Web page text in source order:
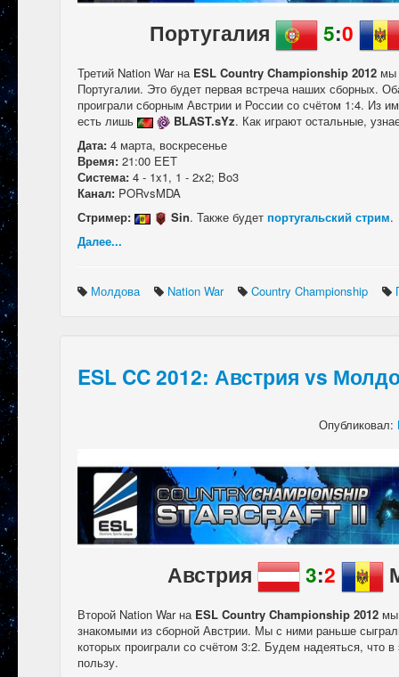
Португалия 5:0
Третий Nation War на ESL Country Championship 2012 мы
Португалии. Это будет первая встреча наших сборных.
проиграли сборным Австрии и России со счётом 1:4. Из
есть лишь
BLAST.sYz. Как играют остальные,
Дата: 4 марта, воскресенье
Время: 21:00 EET
Система: 4 - 1x1, 1 - 2x2; Bo3
Канал: PORvsMDA
Стример:
Sin. Также будет португальский стрим.
Далее...
Молдова Nation War Country Championship
ESL CC 2012: Австрия vs
Опубликовал:
Австрия 3:2
Второй Nation War на ESL Country Championship 2012
знакомыми из сборной Австрии. Мы с ними раньше
которых проиграли со счётом 3:2. Будем надеяться, что
пользу.